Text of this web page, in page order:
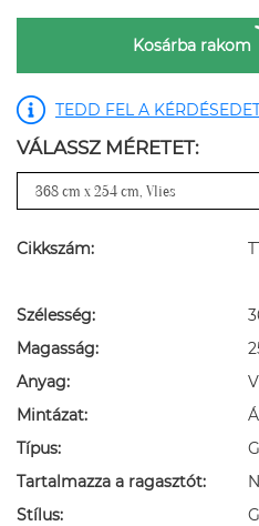
Kosárba rakom
TEDD FEL A
VÁLASSZ MÉRETET:
Cikkszám:
Szélesség:
Magasság:
Anyag:
Mintázat:
Típus:
Tartalmazza a ragasztót:
Stílus: